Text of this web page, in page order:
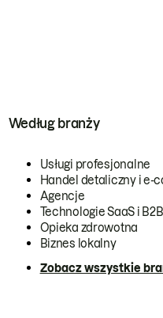
Według branży
Usługi profesjonalne
Handel detaliczny i e-
Agencje
Technologie SaaS i B2B
Opieka zdrowotna
Biznes lokalny
Zobacz wszystkie